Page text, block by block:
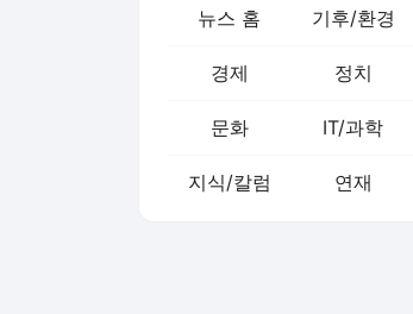
뉴스 홈 기후/환경
경제 정치
문화 IT/과학
지식/칼럼 연재